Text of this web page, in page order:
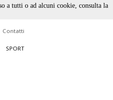
Contatti
SPORT
a tutti o ad alcuni cookie, consulta la